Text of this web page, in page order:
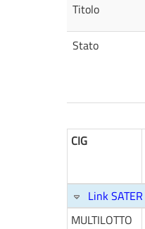
Titolo
Stato
CIG
Link SATER
MULTILOTTO